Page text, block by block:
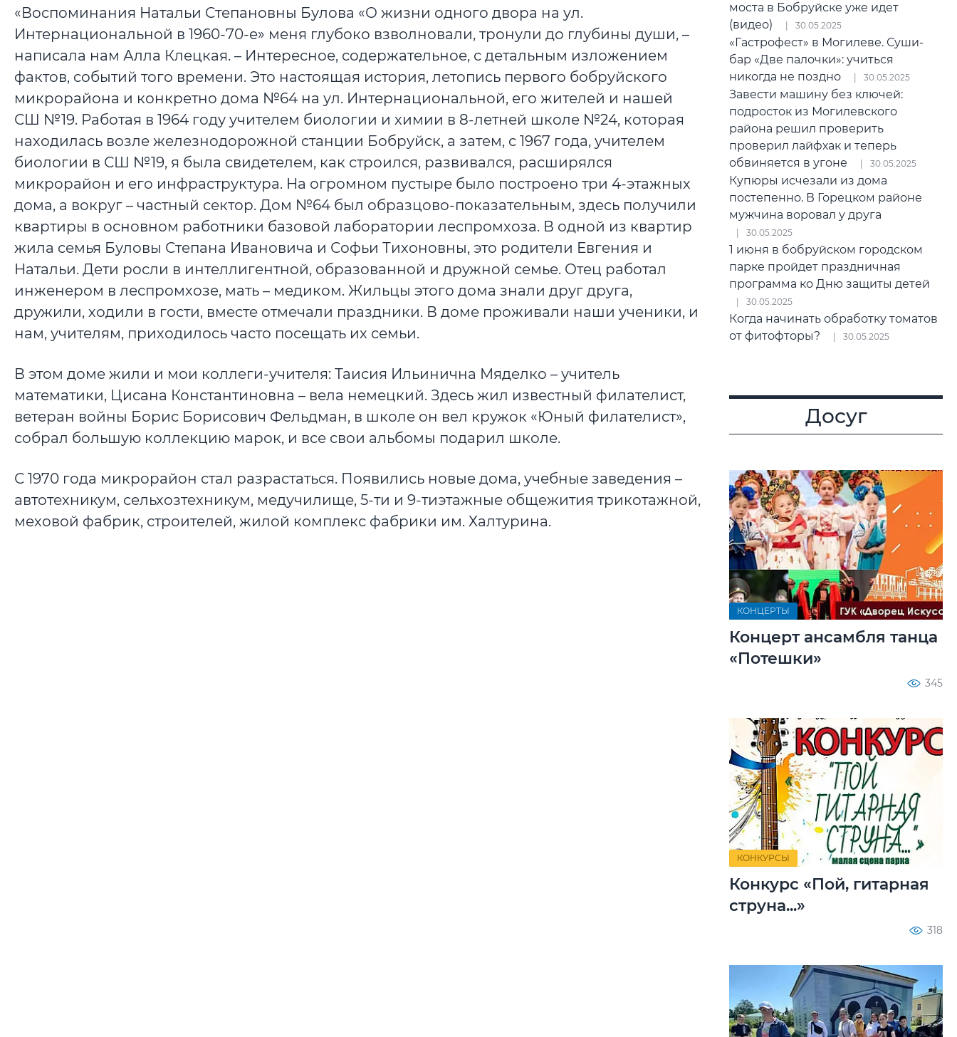
«Воспоминания Натальи Степановны Булова «О жизни одного двора на ул.
Интернациональной в 1960-70-е» меня глубоко взволновали, тронули до глубины души, –
написала нам Алла Клецкая. – Интересное, содержательное, с детальным изложением
фактов, событий того времени. Это настоящая история, летопись первого бобруйского
микрорайона и конкретно дома №64 на ул. Интернациональной, его жителей и нашей
СШ №19. Работая в 1964 году учителем биологии и химии в 8-летней школе №24, которая
находилась возле железнодорожной станции Бобруйск, а затем, с 1967 года, учителем
биологии в СШ №19, я была свидетелем, как строился, развивался, расширялся
микрорайон и его инфраструктура. На огромном пустыре было построено три 4-этажных
дома, а вокруг – частный сектор. Дом №64 был образцово-показательным, здесь получили
квартиры в основном работники базовой лаборатории леспромхоза. В одной из квартир
жила семья Буловы Степана Ивановича и Софьи Тихоновны, это родители Евгения и
Натальи. Дети росли в интеллигентной, образованной и дружной семье. Отец работал
инженером в леспромхозе, мать – медиком. Жильцы этого дома знали друг друга,
дружили, ходили в гости, вместе отмечали праздники. В доме проживали наши ученики, и
нам, учителям, приходилось часто посещать их семьи.
В этом доме жили и мои коллеги-учителя: Таисия Ильинична Мяделко – учитель
математики, Цисана Константиновна – вела немецкий. Здесь жил известный филателист,
ветеран войны Борис Борисович Фельдман, в школе он вел кружок «Юный филателист»,
собрал большую коллекцию марок, и все свои альбомы подарил школе.
С 1970 года микрорайон стал разрастаться. Появились новые дома, учебные заведения –
автотехникум, сельхозтехникум, медучилище, 5-ти и 9-тиэтажные общежития трикотажной,
меховой фабрик, строителей, жилой комплекс фабрики им. Халтурина.
моста в Бобруйске уже идет
(видео)
30.05.2025
«Гастрофест» в Могилеве. Суши-
бар «Две палочки»: учиться
никогда не поздно
30.05.2025
Завести машину без ключей:
подросток из Могилевского
района решил проверить
проверил лайфхак и теперь
обвиняется в угоне
30.05.2025
Купюры исчезали из дома
постепенно. В Горецком районе
мужчина воровал у друга
30.05.2025
1 июня в бобруйском городском
парке пройдет праздничная
программа ко Дню защиты детей
30.05.2025
Когда начинать обработку томатов
от фитофторы?
30.05.2025
Досуг
КОНЦЕРТЫ
Концерт ансамбля танца
«Потешки»
345
КОНКУРСЫ
Конкурс «Пой, гитарная
струна...»
318